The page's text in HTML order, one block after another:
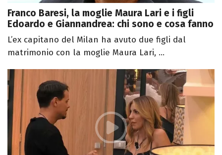
Franco Baresi, la moglie Maura Lari e i figli
Edoardo e Giannandrea: chi sono e cosa fanno
L’ex capitano del Milan ha avuto due figli dal
matrimonio con la moglie Maura Lari, ...